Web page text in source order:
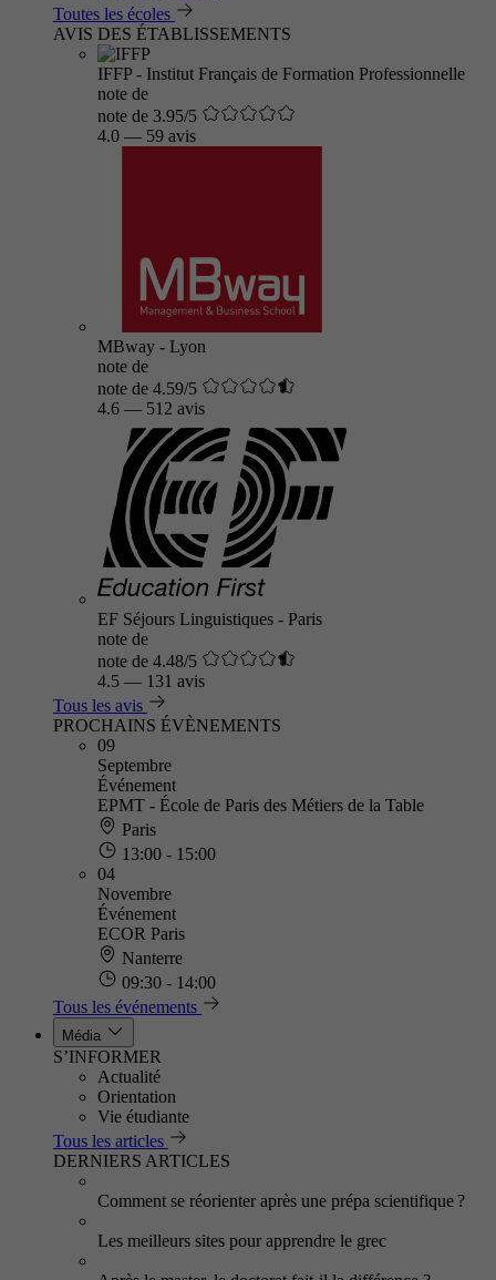
Toutes les écoles
AVIS DES ÉTABLISSEMENTS
IFFP - Institut Français de Formation Professionnelle
note de
note de 3.95/5
4.0 — 59 avis
MBway - Lyon
note de
note de 4.59/5
4.6 — 512 avis
EF Séjours Linguistiques - Paris
note de
note de 4.48/5
4.5 — 131 avis
Tous les avis
PROCHAINS ÉVÈNEMENTS
09
Septembre
Événement
EPMT - École de Paris des Métiers de la Table
Paris
13:00 - 15:00
04
Novembre
Événement
ECOR Paris
Nanterre
09:30 - 14:00
Tous les événements
Média
S’INFORMER
Actualité
Orientation
Vie étudiante
Tous les articles
DERNIERS ARTICLES
Comment se réorienter après une prépa scientifique ?
Les meilleurs sites pour apprendre le grec